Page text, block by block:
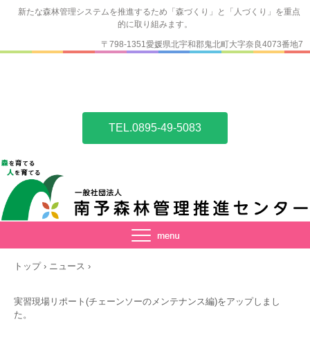
新たな森林管理システムを推進するため「森づくり」と「人づくり」を重点
的に取り組みます。
TEL.0895-49-5083
〒798-1351愛媛県北宇和郡鬼北町大字奈良4073番地7
トップ › ニュース ›
実習現場リポート(チェーンソーのメンテナンス編)をアップしまし
た。